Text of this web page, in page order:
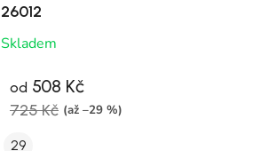
26012
Skladem
od 508 Kč
725 Kč (až –29 %)
29